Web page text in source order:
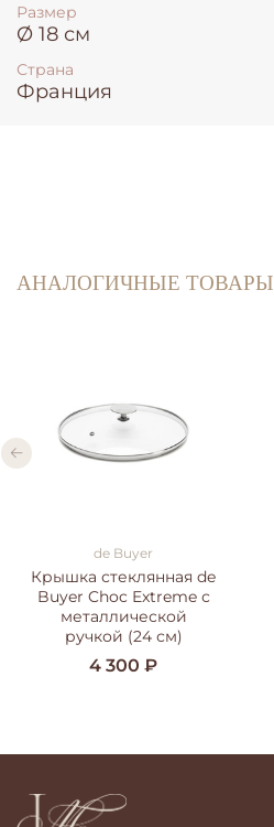
Размер
Ø 18 см
Страна
Франция
АНАЛОГИЧНЫЕ ТОВАРЫ
de Buyer
Крышка стеклянная de
Buyer Choc Extreme с
металлической
ручкой (24 см)
4 300 ₽